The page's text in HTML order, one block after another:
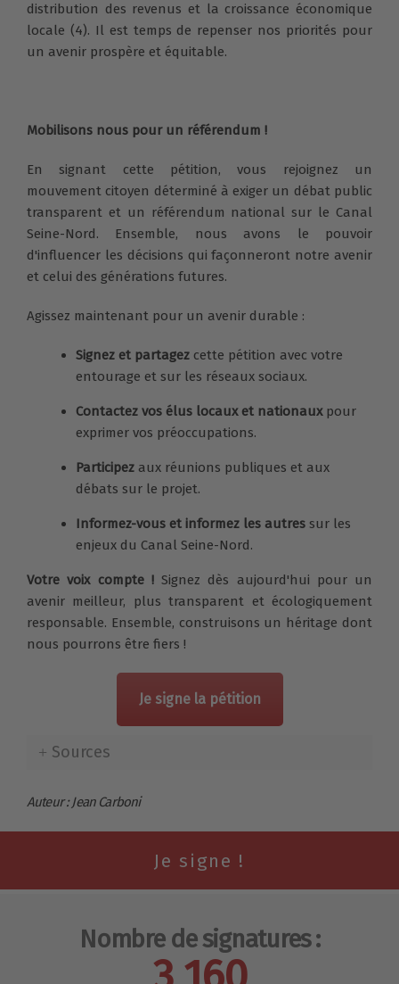
distribution des revenus et la croissance économique
locale (4). Il est temps de repenser nos priorités pour
un avenir prospère et équitable.
Mobilisons nous pour un référendum !
En signant cette pétition, vous rejoignez un
mouvement citoyen déterminé à exiger un débat public
transparent et un référendum national sur le Canal
Seine-Nord. Ensemble, nous avons le pouvoir
d'influencer les décisions qui façonneront notre avenir
et celui des générations futures.
Agissez maintenant pour un avenir durable :
Signez et partagez cette pétition avec votre
entourage et sur les réseaux sociaux.
Contactez vos élus locaux et nationauxpour
exprimer vos préoccupations.
Participez aux réunions publiques et aux
débats sur le projet.
Informez-vous et informez les autres sur les
enjeux du Canal Seine-Nord.
Votre voix compte !Signez dès aujourd'hui pour un
avenir meilleur, plus transparent et écologiquement
responsable. Ensemble, construisons un héritage dont
nous pourrons être fiers !
Je signe la pétition
Sources
Auteur : Jean Carboni
Nombre de signatures :